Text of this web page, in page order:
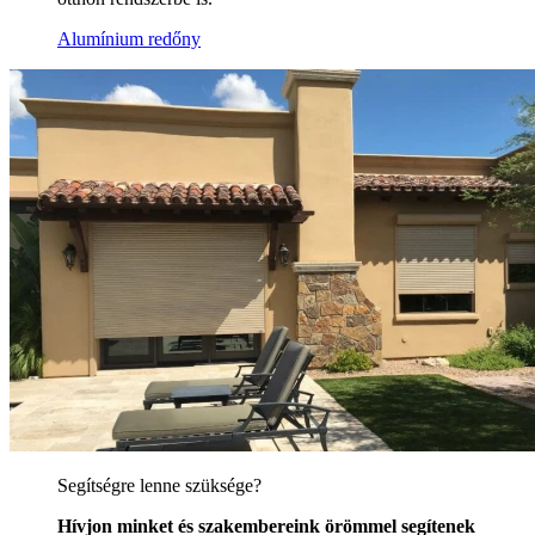
Alumínium redőny
Segítségre lenne szüksége?
Hívjon minket és szakembereink örömmel segítenek